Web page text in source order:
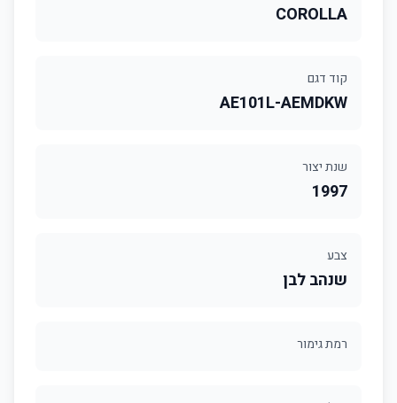
COROLLA
קוד דגם
AE101L-AEMDKW
שנת יצור
1997
צבע
שנהב לבן
רמת גימור